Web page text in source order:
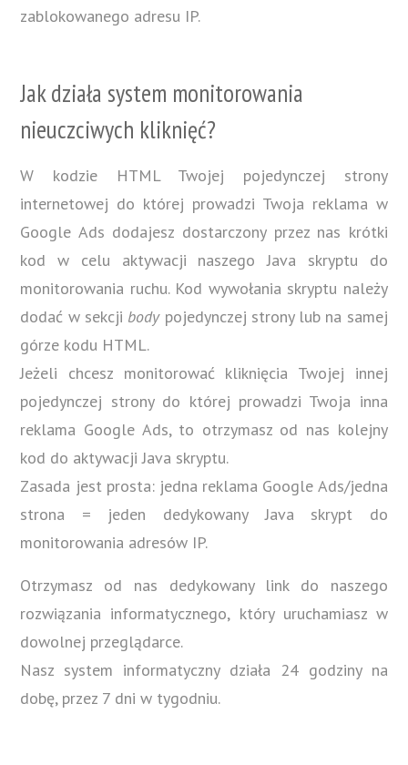
zablokowanego adresu IP.
Jak działa system monitorowania
nieuczciwych kliknięć?
W kodzie HTML Twojej pojedynczej strony
internetowej do której prowadzi Twoja reklama w
Google Ads dodajesz dostarczony przez nas krótki
kod w celu aktywacji naszego Java skryptu do
monitorowania ruchu. Kod wywołania skryptu należy
dodać w sekcji bodypojedynczej strony lub na samej
górze kodu HTML.
Jeżeli chcesz monitorować kliknięcia Twojej innej
pojedynczej strony do której prowadzi Twoja inna
reklama Google Ads, to otrzymasz od nas kolejny
kod do aktywacji Java skryptu.
Zasada jest prosta: jedna reklama Google Ads/jedna
strona = jeden dedykowany Java skrypt do
monitorowania adresów IP.
Otrzymasz od nas dedykowany link do naszego
rozwiązania informatycznego, który uruchamiasz w
dowolnej przeglądarce.
Nasz system informatyczny działa 24 godziny na
dobę, przez 7 dni w tygodniu.